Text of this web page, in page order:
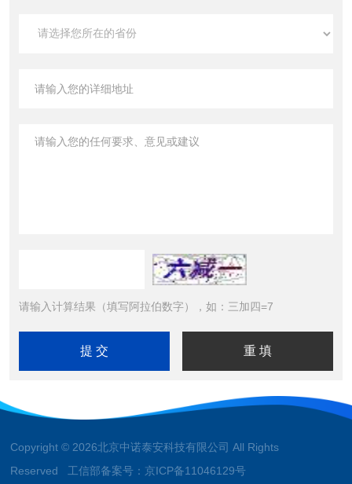
请输入计算结果（填写阿拉伯数字），如：三加四=7
Copyright © 2026北京中诺泰安科技有限公司 All Rights
Reserved 工信部备案号： 京ICP备11046129号